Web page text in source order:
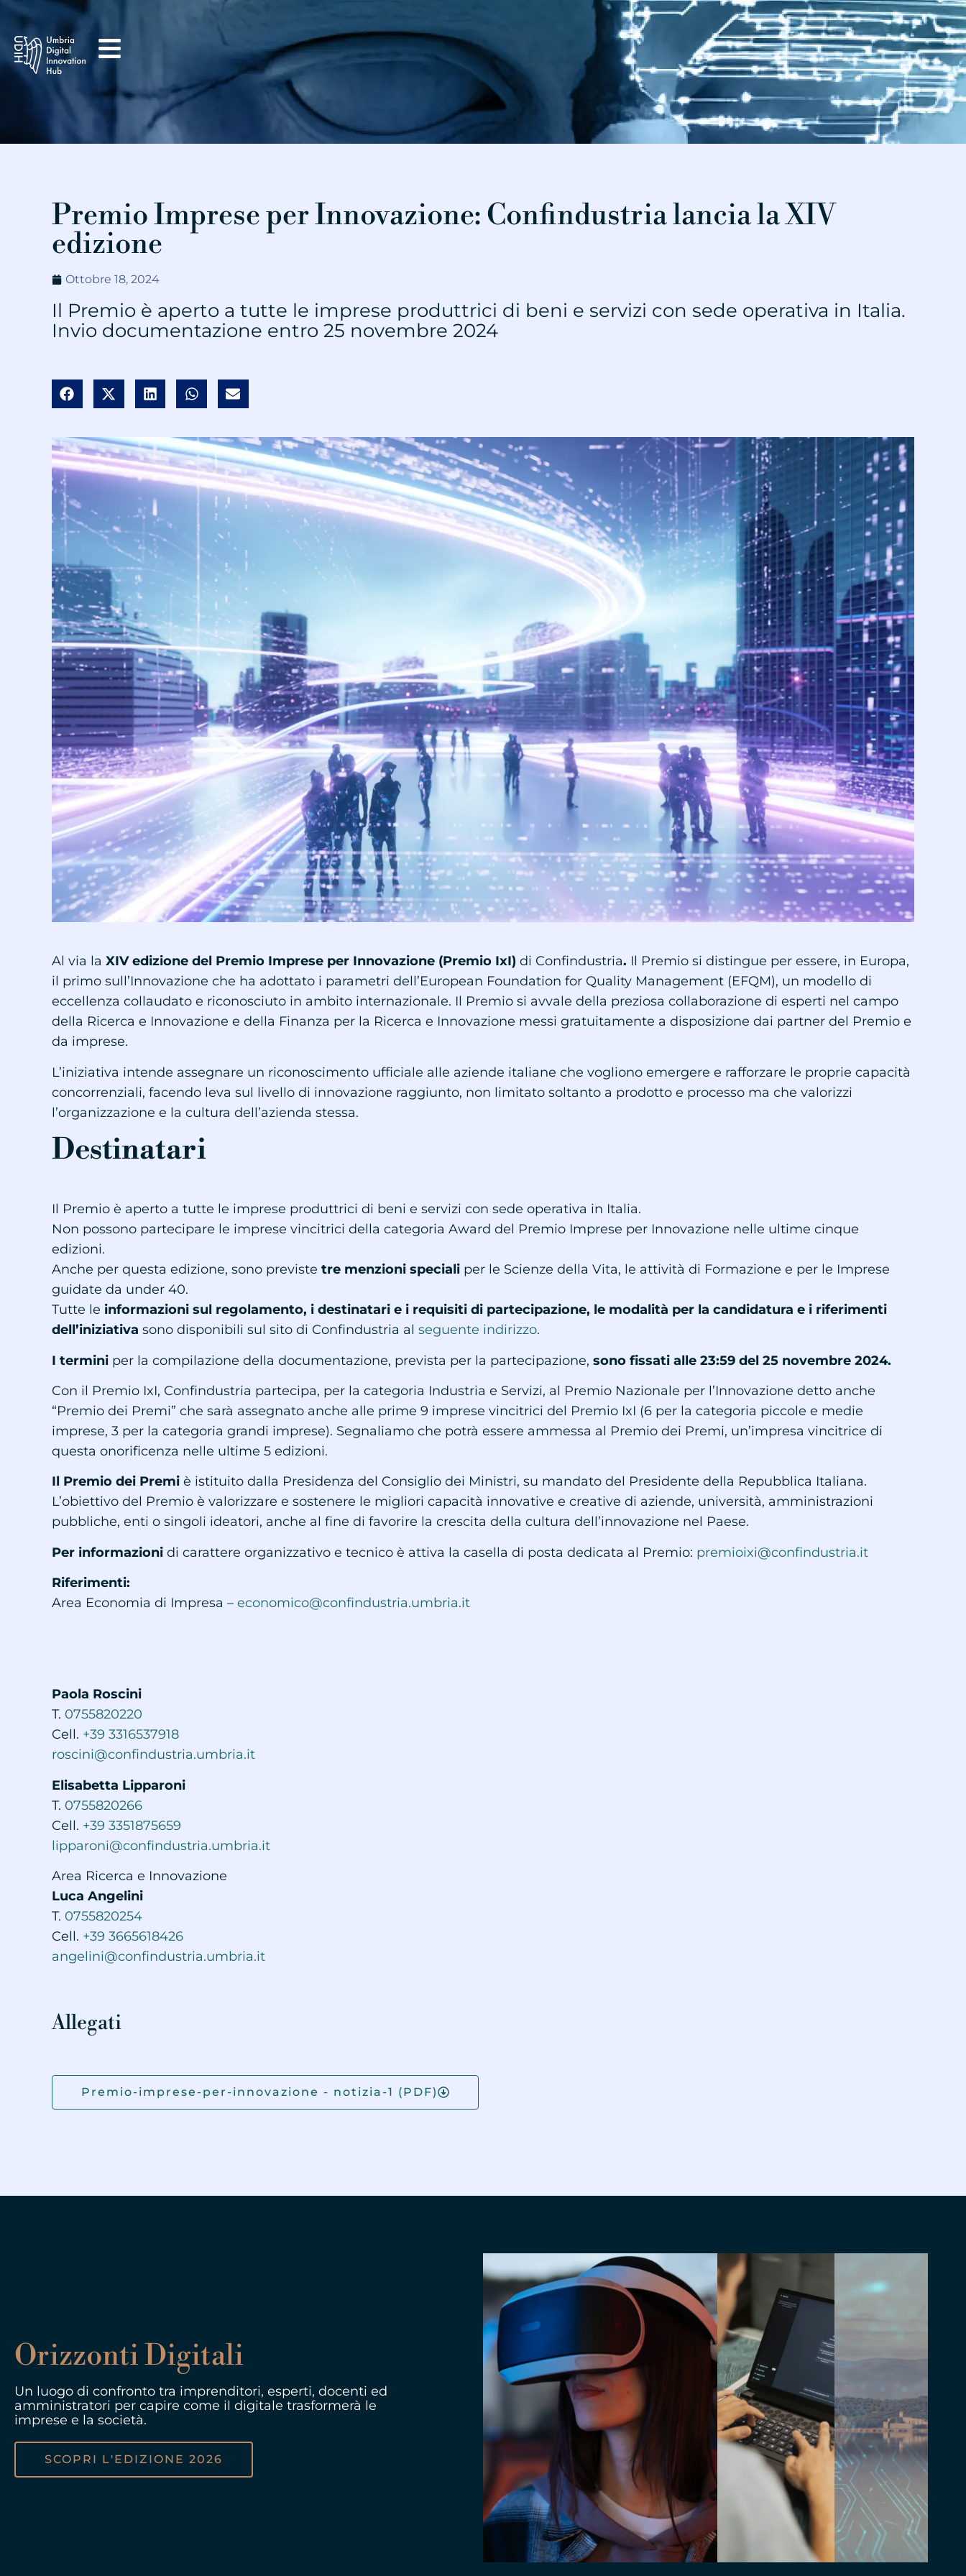
Premio Imprese per Innovazione: Confindustria lancia la XIV
edizione
Ottobre 18, 2024
Il Premio è aperto a tutte le imprese produttrici di beni e servizi con sede operativa in Italia.
Invio documentazione entro 25 novembre 2024
Al via la XIV edizione del Premio Imprese per Innovazione (Premio IxI) di Confindustria. Il Premio si distingue per essere, in Europa,
il primo sull’Innovazione che ha adottato i parametri dell’European Foundation for Quality Management (EFQM), un modello di
eccellenza collaudato e riconosciuto in ambito internazionale. Il Premio si avvale della preziosa collaborazione di esperti nel campo
della Ricerca e Innovazione e della Finanza per la Ricerca e Innovazione messi gratuitamente a disposizione dai partner del Premio e
da imprese.
L’iniziativa intende assegnare un riconoscimento ufficiale alle aziende italiane che vogliono emergere e rafforzare le proprie capacità
concorrenziali, facendo leva sul livello di innovazione raggiunto, non limitato soltanto a prodotto e processo ma che valorizzi
l’organizzazione e la cultura dell’azienda stessa.
Destinatari
Il Premio è aperto a tutte le imprese produttrici di beni e servizi con sede operativa in Italia.
Non possono partecipare le imprese vincitrici della categoria Award del Premio Imprese per Innovazione nelle ultime cinque
edizioni.
Anche per questa edizione, sono previste tre menzioni speciali per le Scienze della Vita, le attività di Formazione e per le Imprese
guidate da under 40.
Tutte le informazioni sul regolamento, i destinatari e i requisiti di partecipazione, le modalità per la candidatura e i riferimenti
dell’iniziativa sono disponibili sul sito di Confindustria al seguente indirizzo.
I termini per la compilazione della documentazione, prevista per la partecipazione, sono fissati alle 23:59 del 25 novembre 2024.
Con il Premio IxI, Confindustria partecipa, per la categoria Industria e Servizi, al Premio Nazionale per l’Innovazione detto anche
“Premio dei Premi” che sarà assegnato anche alle prime 9 imprese vincitrici del Premio IxI (6 per la categoria piccole e medie
imprese, 3 per la categoria grandi imprese). Segnaliamo che potrà essere ammessa al Premio dei Premi, un’impresa vincitrice di
questa onorificenza nelle ultime 5 edizioni.
Il Premio dei Premi è istituito dalla Presidenza del Consiglio dei Ministri, su mandato del Presidente della Repubblica Italiana.
L’obiettivo del Premio è valorizzare e sostenere le migliori capacità innovative e creative di aziende, università, amministrazioni
pubbliche, enti o singoli ideatori, anche al fine di favorire la crescita della cultura dell’innovazione nel Paese.
Per informazioni di carattere organizzativo e tecnico è attiva la casella di posta dedicata al Premio: premioixi@confindustria.it
Riferimenti:
Area Economia di Impresa – economico@confindustria.umbria.it
Paola Roscini
T. 0755820220
Cell. +39 3316537918
roscini@confindustria.umbria.it
Elisabetta Lipparoni
T. 0755820266
Cell. +39 3351875659
lipparoni@confindustria.umbria.it
Area Ricerca e Innovazione
Luca Angelini
T. 0755820254
Cell. +39 3665618426
angelini@confindustria.umbria.it
Allegati
Premio-imprese-per-innovazione - notizia-1 (PDF)
Orizzonti Digitali
Un luogo di confronto tra imprenditori, esperti, docenti ed
amministratori per capire come il digitale trasformerà le
imprese e la società.
SCOPRI L'EDIZIONE 2026